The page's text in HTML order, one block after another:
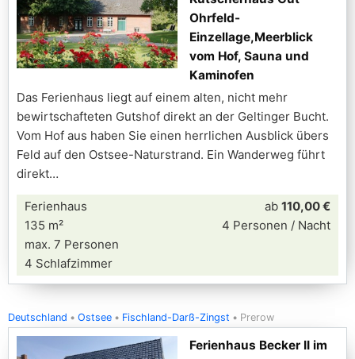
Ohrfeld-
Einzellage,Meerblick
vom Hof, Sauna und
Kaminofen
Das Ferienhaus liegt auf einem alten, nicht mehr
bewirtschafteten Gutshof direkt an der Geltinger Bucht.
Vom Hof aus haben Sie einen herrlichen Ausblick übers
Feld auf den Ostsee-Naturstrand. Ein Wanderweg führt
direkt
Ferienhaus
135 m²
max. 7 Personen
4 Schlafzimmer
ab 110,00 €
4 Personen / Nacht
Deutschland Ostsee Fischland-Darß-Zingst Prerow
Ferienhaus Becker II im